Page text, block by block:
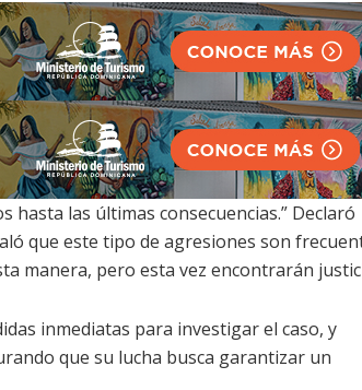
hasta las últimas consecuencias.” Declaró
que este tipo de agresiones son
manera, pero esta vez encontrarán
inmediatas para investigar el caso, y
que su lucha busca garantizar un